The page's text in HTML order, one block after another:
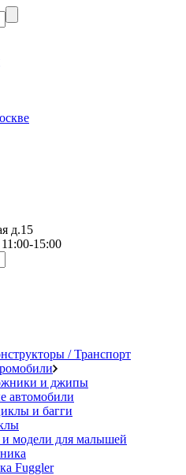
д.15
15:00
/ Транспорт
и джипы
автомобили
и багги
и модели для малышей
Fuggler